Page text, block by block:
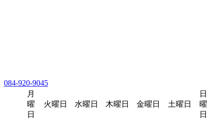
084-920-9045
月
曜
日
火曜日 水曜日 木曜日 金曜日 土曜日
日
曜
日